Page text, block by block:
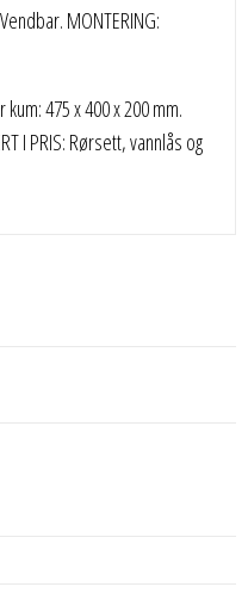
MONTERING:
kum: 475 x 400 x 200 mm.
I PRIS: Rørsett, vannlås og